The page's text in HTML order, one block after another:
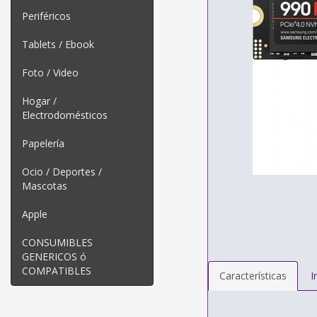
Periféricos
Tablets / Ebook
Foto / Video
Hogar /
Electrodomésticos
Papelería
Ocio / Deportes /
Mascotas
Apple
CONSUMIBLES
GENERICOS ó
COMPATIBLES
Características